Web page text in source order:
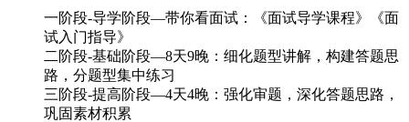
一阶段-导学阶段—带你看面试：《面试导学课程》《面
试入门指导》
二阶段-基础阶段—8天9晚：细化题型讲解，构建答题思
路，分题型集中练习
三阶段-提高阶段—4天4晚：强化审题，深化答题思路，
巩固素材积累